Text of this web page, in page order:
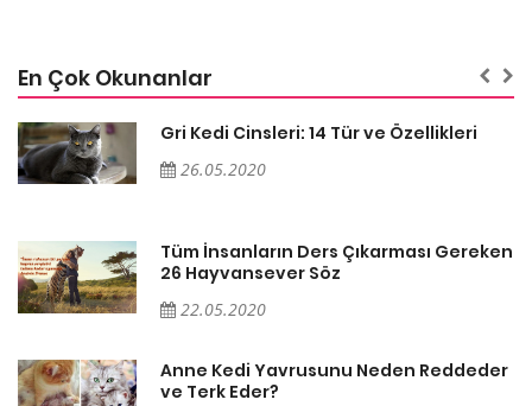
En Çok Okunanlar
Gri Kedi Cinsleri: 14 Tür ve Özellikleri
26.05.2020
Tüm İnsanların Ders Çıkarması Gereken
26 Hayvansever Söz
22.05.2020
Anne Kedi Yavrusunu Neden Reddeder
ve Terk Eder?